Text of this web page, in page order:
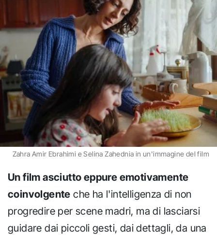
Zahra Amir Ebrahimi e Selina Zahednia in un'immagine del film
Un film asciutto eppure emotivamente
coinvolgente che ha l'intelligenza di non
progredire per scene madri, ma di lasciarsi
guidare dai piccoli gesti, dai dettagli, da una